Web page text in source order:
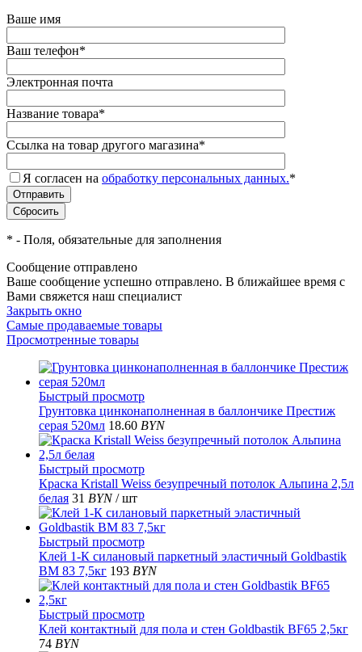
Ваше имя
Ваш телефон*
Электронная почта
Название товара*
Ссылка на товар другого магазина*
Я согласен на обработку персональных данных.*
* - Поля, обязательные для заполнения
Сообщение отправлено
Ваше сообщение успешно отправлено. В ближайшее время с
Вами свяжется наш специалист
Закрыть окно
Самые продаваемые товары
Просмотренные товары
Быстрый просмотр
Грунтовка цинконаполненная в баллончике Престиж
серая 520мл 18.60 BYN
Быстрый просмотр
Краска Kristall Weiss безупречный потолок Альпина 2,5л
белая 31 BYN / шт
Быстрый просмотр
Клей 1-К силановый паркетный эластичный Goldbastik
ВМ 83 7,5кг 193 BYN
Быстрый просмотр
Клей контактный для пола и стен Goldbastik BF65 2,5кг
74 BYN